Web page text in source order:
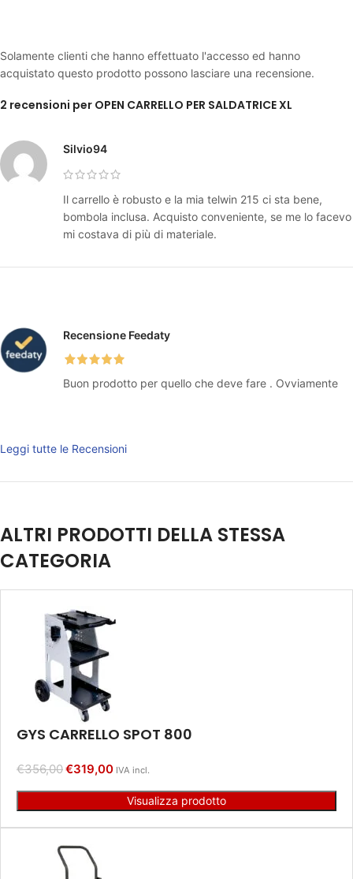
2 recensioni per OPEN CARRELLO PER SALDATRICE XL
Silvio94
Il carrello è robusto e la mia telwin 215 ci sta bene,
bombola inclusa. Acquisto conveniente, se me lo facevo
mi costava di più di materiale.
Recensione Feedaty
Buon prodotto per quello che deve fare . Ovviamente
Leggi tutte le Recensioni
Solamente clienti che hanno effettuato l'accesso ed hanno
acquistato questo prodotto possono lasciare una recensione.
ALTRI PRODOTTI DELLA STESSA
CATEGORIA
GYS CARRELLO SPOT 800
€356,00€319,00 IVA incl.
Visualizza prodotto